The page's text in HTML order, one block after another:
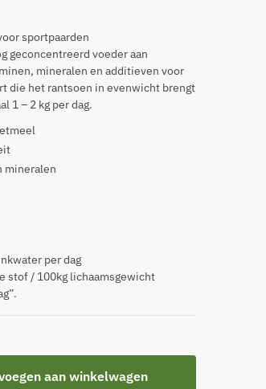
sportpaarden
geconcentreerd voeder aan
mineralen en additieven voor
die het rantsoen in evenwicht brengt
1 – 2 kg per dag.
mineralen
per dag
stof / 100kg lichaamsgewicht
aan winkelwagen